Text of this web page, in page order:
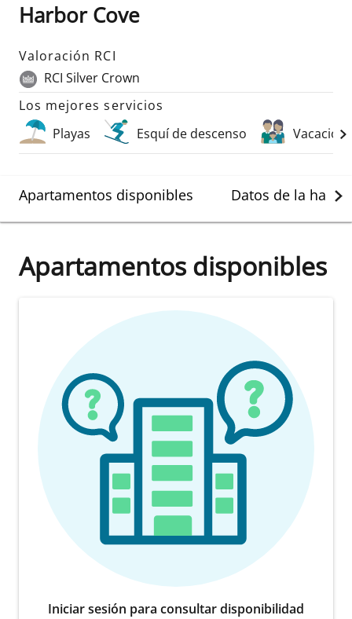
Harbor Cove
Valoración RCI
RCI Silver Crown
Los mejores servicios
Playas
Esquí de descenso
Apartamentos disponibles Datos de la
Apartamentos disponibles
Iniciar sesión para consultar disponibilidad